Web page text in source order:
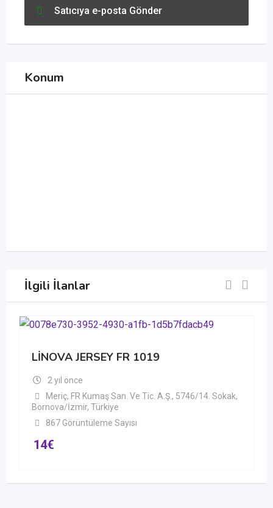
Satıcıya e-posta Gönder
Konum
İlgili İlanlar
LİNOVA JERSEY FR 1019
2 yıl önce
Meriç, FR Kumaş San. Ve Tic. A.Ş., 5746/14. Sokak,
Bornova/İzmir, Türkiye
867 Görüntüleme Sayısı
14€